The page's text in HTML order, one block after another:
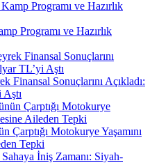
Programı ve Hazırlık
Sonuçlarını Açıkladı:
Çarptığı Motokurye Yaşamını
Tepki